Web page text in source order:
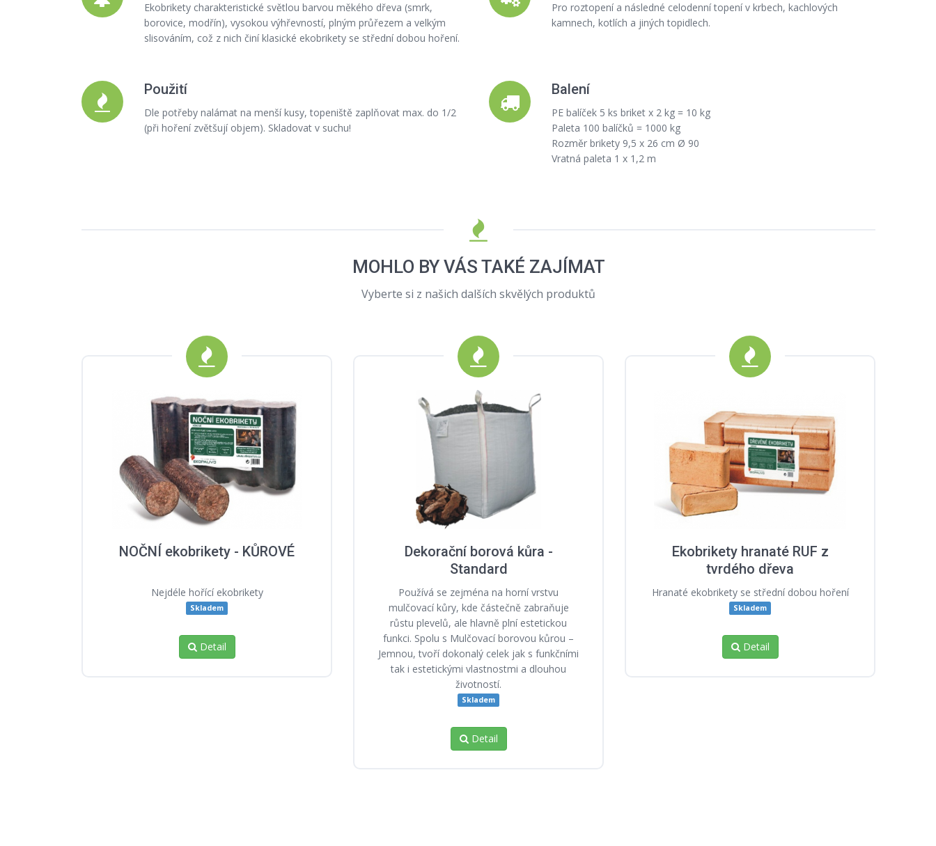
Ekobrikety charakteristické světlou barvou měkého dřeva (smrk,
borovice, modřín), vysokou výhřevností, plným průřezem a velkým
slisováním, což z nich činí klasické ekobrikety se střední dobou hoření.
Pro roztopení a následné celodenní topení v krbech, kachlových
kamnech, kotlích a jiných topidlech.
Použití
Dle potřeby nalámat na menší kusy, topeniště zaplňovat max. do 1/2
(při hoření zvětšují objem). Skladovat v suchu!
Balení
PE balíček 5 ks briket x 2 kg = 10 kg
Paleta 100 balíčků = 1000 kg
Rozměr brikety 9,5 x 26 cm Ø 90
Vratná paleta 1 x 1,2 m
MOHLO BY VÁS TAKÉ ZAJÍMAT
Vyberte si z našich dalších skvělých produktů
NOČNÍ ekobrikety - KŮROVÉ
Nejdéle hořící ekobrikety
Skladem
Detail
Dekorační borová kůra -
Standard
Používá se zejména na horní vrstvu
mulčovací kůry, kde částečně zabraňuje
růstu plevelů, ale hlavně plní estetickou
funkci. Spolu s Mulčovací borovou kůrou –
Jemnou, tvoří dokonalý celek jak s funkčními
tak i estetickými vlastnostmi a dlouhou
životností.
Skladem
Detail
Ekobrikety hranaté RUF z
tvrdého dřeva
Hranaté ekobrikety se střední dobou hoření
Skladem
Detail